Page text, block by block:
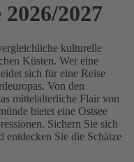
2027
kulturelle
Küsten. Wer eine
sich für eine Reise
Von den
mittelalterliche Flair von
bietet eine Ostsee
Sichern Sie sich
Sie die Schätze